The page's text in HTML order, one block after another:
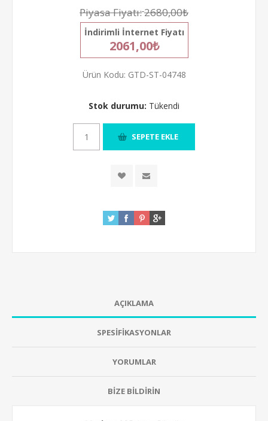
Piyasa Fiyatı:2680,00₺
İndirimli İnternet Fiyatı
2061,00₺
Ürün Kodu: GTD-ST-04748
Stok durumu: Tükendi
AÇIKLAMA
SPESİFİKASYONLAR
YORUMLAR
BİZE BİLDİRİN